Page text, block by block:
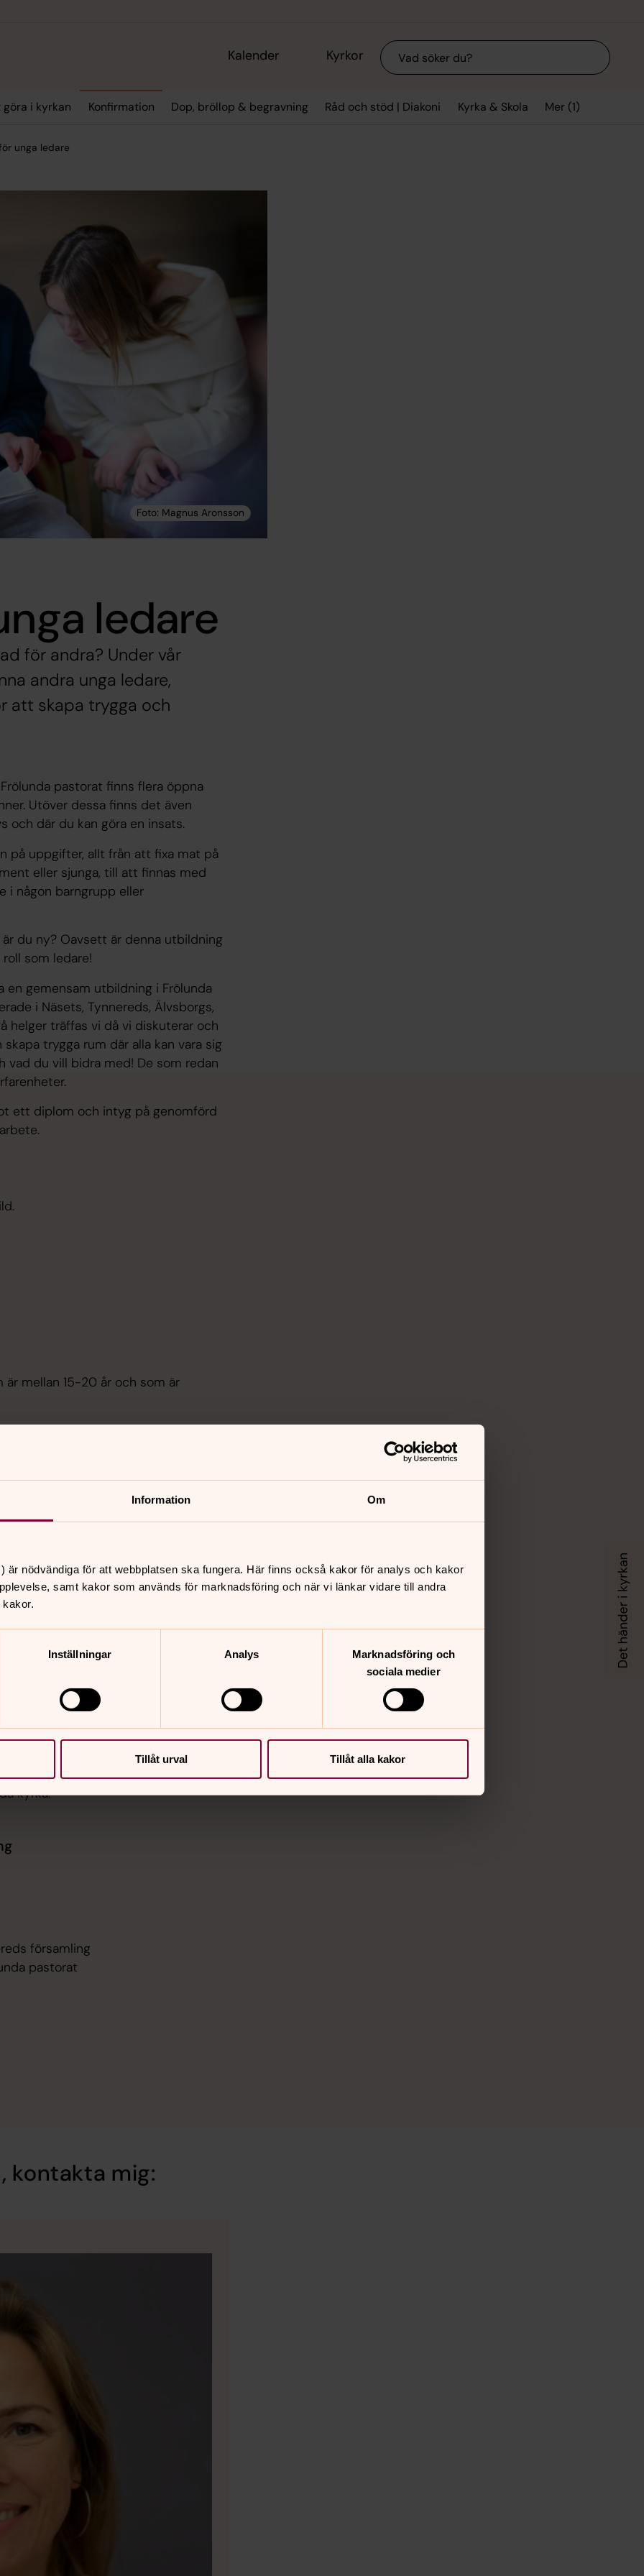
Information Om
är nödvändiga för att webbplatsen ska fungera. Här finns också kakor för analys och kakor
samt kakor som används för marknadsföring och när vi länkar vidare till andra
Inställningar Analys
Marknadsföring och
sociala medier
Tillåt urval Tillåt alla kakor
Kalender Kyrkor Sök
göra i kyrkan Konfirmation Dop, bröllop & begravning Råd och stöd | Diakoni Kyrka & Skola Mer (1)
unga ledare
ledare
för andra? Under vår
andra unga ledare,
att skapa trygga och
pastorat finns flera öppna
Utöver dessa finns det även
och där du kan göra en insats.
på uppgifter, allt från att fixa mat på
eller sjunga, till att finnas med
i någon barngrupp eller
du ny? Oavsett är denna utbildning
som ledare!
en gemensam utbildning i Frölunda
i Näsets, Tynnereds, Älvsborgs,
helger träffas vi då vi diskuterar och
trygga rum där alla kan vara sig
vad du vill bidra med! De som redan
ett diplom och intyg på genomförd
mellan 15-20 år och som är
kyrka.
församling
pastorat
kontakta mig: